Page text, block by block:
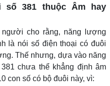
số 381 thuộc Âm hay
cho rằng, năng lượng
là nói số điện thoại có đuôi
Thế nhưng, dựa vào năng
chưa thể khẳng định âm
con số có bộ đuôi này, vì: